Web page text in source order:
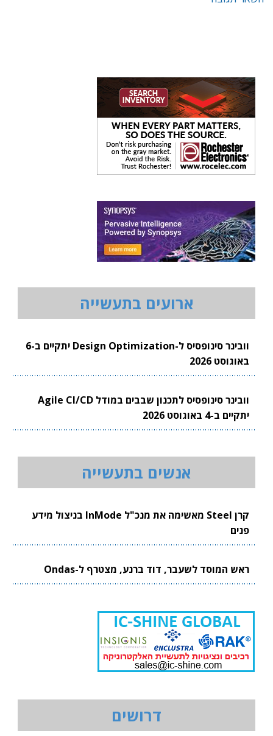
ארועים בתעשייה
וובינר סינופסיס ל-Design Optimization יתקיים ב-6
באוגוסט 2026
וובינר סינופסיס לתכנון שבבים במודל Agile CI/CD
יתקיים ב-4 באוגוסט 2026
אנשים בתעשייה
קרן Steel מאשימה את מנכ"ל InMode בניצול מידע
פנים
ראש המוסד לשעבר, דוד ברנע, מצטרף ל-Ondas
דרושים